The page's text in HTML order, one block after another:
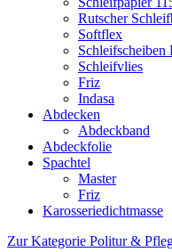
Rutscher
Softflex
Schleifscheiben
Schleifvlies
Friz
Indasa
Abdecken
Abdeckband
Abdeckfolie
Spachtel
Master
Friz
Karosseriedichtmasse
Zur Kategorie Politur &